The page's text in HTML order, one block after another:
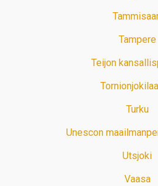
Tampere
Teijon
Turku
Unescon
Utsjoki
Vaasa